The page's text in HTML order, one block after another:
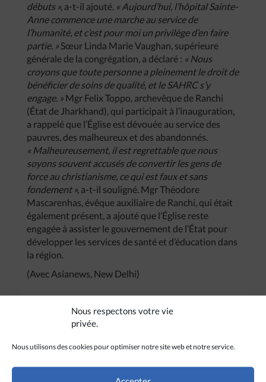
Nous respectons votre vie
privée.
Nous utilisons des cookies pour optimiser notre site web et notre service.
débuts », a-t-il ajouté. « Aujourd’hui, l’hôpital Sainte-
Anne commence une marche au service de
l’humanité, et c’est pour moi un privilège d’en faire
partie. » Sœur Linda Marie Vaughan, supérieure
générale de la congrégation, a déclaré : « Nous
croyons que toute personne a pleinement le droit de
bénéficier de soins de qualité, et le SAHRC s’y
engage. » Mgr Felix Toppo, archevêque de Ranchi
(État de Jharkhand), qui participait à l’inauguration,
a rappelé que l’Église est dévouée au service des
pauvres, des malheureux et des abandonnés.
« Malheureusement, il est regrettable que nous
soyons souvent accusés de convertir les gens de
force au christianisme, ce qui est faux et sans
fondement », a-t-il souligné. Mgr Théodore
Mascarenhas, évêque auxiliaire de Ranchi, qui était
également présent, a ajouté que l’Église reste
engagée à assister le gouvernement de l’État pour
développer les services de santé et d’éducation dans
la région.
(Avec Asianews, New Delhi)